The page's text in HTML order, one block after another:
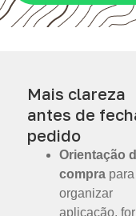
Mais clareza
antes de
pedido
Orientação
compra para
organizar
aplicação,